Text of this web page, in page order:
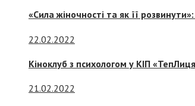
«Сила жіночності та як її
22.02.2022
Кіноклуб з психологом у КІП
21.02.2022